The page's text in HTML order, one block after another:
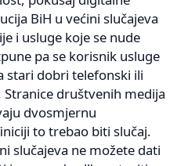
BiH u većini slučajeva
i usluge koje se nude
pa se korisnik usluge
stari dobri telefonski ili
društvenih medija
dvosmjernu
to trebao biti slučaj.
slučajeva ne možete dati